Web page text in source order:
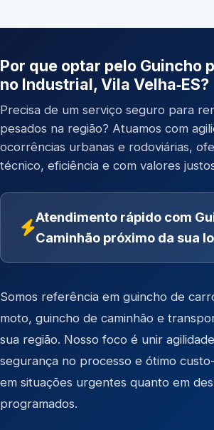
Por que optar pelo Guincho
no Industrial, Vila Velha‑ES?
Precisa de um serviço seguro para
pesados na região? Atuamos com
ocorrências urbanas e rodoviárias,
técnico, eficiência e com valores
Atendimento rápido com
Caminhão próximo da sua
Somos referência em guincho de
moto, guincho de caminhão e
sua região. Nosso foco é unir
segurança no processo e ótimo
em situações urgentes quanto em
programados.